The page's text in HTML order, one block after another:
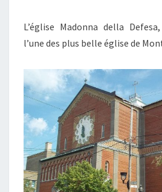
L’église Madonna della
l’une des plus belle église de